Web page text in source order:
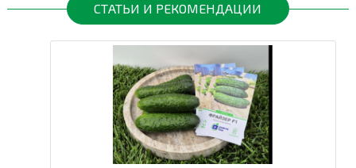
СТАТЬИ И РЕКОМЕНДАЦИИ